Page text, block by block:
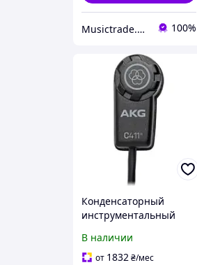
Musictrade.pro 100%
Конденсаторный
инструментальный
(для струнных
инструментов)
В наличии
от 1832₴/мес